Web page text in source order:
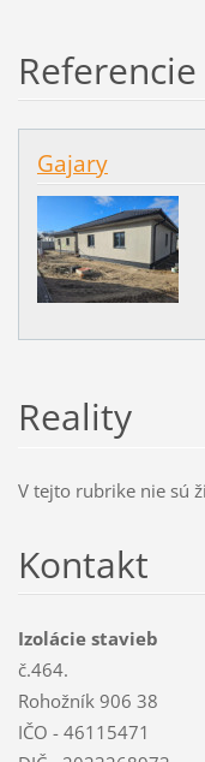
Referencie
Gajary
Reality
V tejto rubrike nie sú
Kontakt
Izolácie stavieb
č.464.
Rohožník 906 38
IČO - 46115471